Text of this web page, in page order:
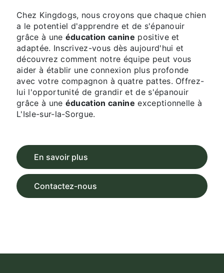
Chez Kingdogs, nous croyons que chaque chien
a le potentiel d'apprendre et de s'épanouir
grâce à une éducation canine positive et
adaptée. Inscrivez-vous dès aujourd'hui et
découvrez comment notre équipe peut vous
aider à établir une connexion plus profonde
avec votre compagnon à quatre pattes. Offrez-
lui l'opportunité de grandir et de s'épanouir
grâce à une éducation canine exceptionnelle à
L'Isle-sur-la-Sorgue.
En savoir plus
Contactez-nous